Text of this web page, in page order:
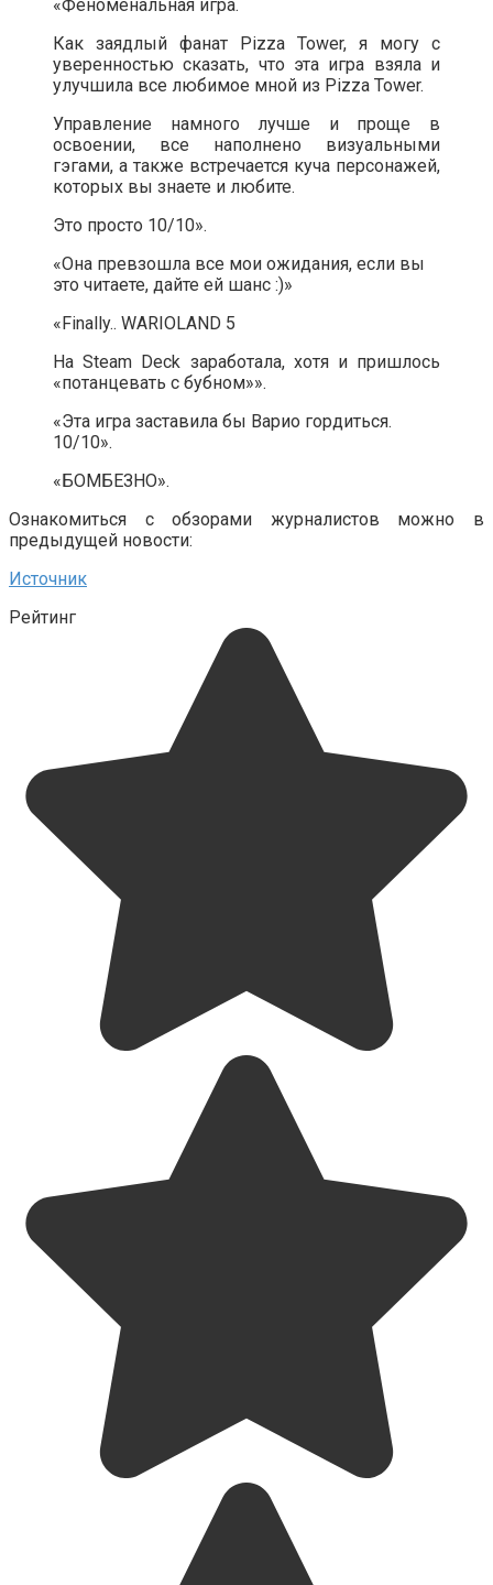
«Феноменальная игра.
Как заядлый фанат Pizza Tower, я могу с
уверенностью сказать, что эта игра взяла и
улучшила все любимое мной из Pizza Tower.
Управление намного лучше и проще в
освоении, все наполнено визуальными
гэгами, а также встречается куча персонажей,
которых вы знаете и любите.
Это просто 10/10».
«Она превзошла все мои ожидания, если вы
это читаете, дайте ей шанс :)»
«Finally.. WARIOLAND 5
На Steam Deck заработала, хотя и пришлось
«потанцевать с бубном»».
«Эта игра заставила бы Варио гордиться.
10/10».
«БОМБЕЗНО».
Ознакомиться с обзорами журналистов можно в
предыдущей новости:
Источник
Рейтинг